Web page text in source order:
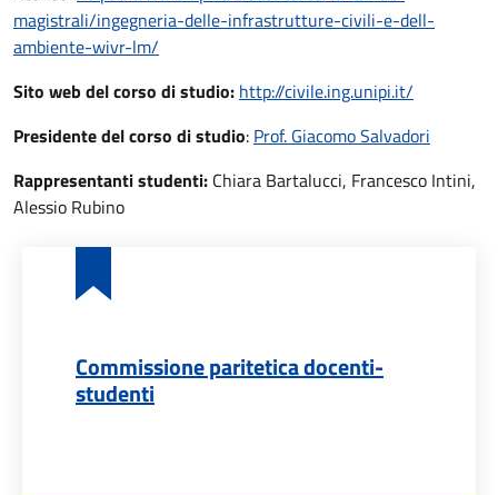
magistrali/ingegneria-delle-infrastrutture-civili-e-dell-
ambiente-wivr-lm/
Sito web del corso di studio: http://civile.ing.unipi.it/
Presidente del corso di studio: Prof. Giacomo Salvadori
Rappresentanti studenti: Chiara Bartalucci, Francesco Intini,
Alessio Rubino
Commissione paritetica docenti-
studenti